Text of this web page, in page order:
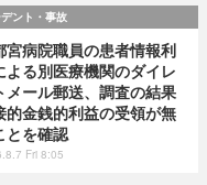
ント・事故
宮病院職員の患者情報利
よる別医療機関のダイレ
メール郵送、調査の結果
的金銭的利益の受領が無
とを確認
Fri 8:05